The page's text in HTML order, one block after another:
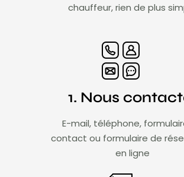
chauffeur, rien de plus
1. Nous
E-mail, téléphone,
contact ou formulaire de
en ligne